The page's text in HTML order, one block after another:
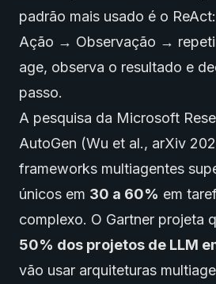
padrão mais usado é o
Ação → Observação →
age, observa o resultado e
passo.
A pesquisa da Microsoft
AutoGen (Wu et al., arXiv
frameworks multiagentes
únicos em 30 a 60% em
complexo. O Gartner projeta
50% dos projetos de LLM
vão usar arquiteturas